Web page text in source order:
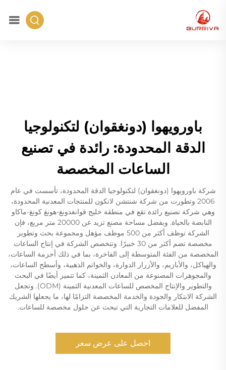
باورويهوا (دونغقوان) لتكنولوجيا
الدقة المحدودة: رائدة في تصنيع
الساعات المخصصة
شركة باورويهوا (دونغقوان) لتكنولوجيا الدقة المحدودة، تأسست في عام
2006 وتطورت من شركة شنتشن لانكون للمنتجات المعدنية المحدودة،
وهي شركة تصنيع رائدة تقع في منطقة خليج قوانغدونغ-هونغ كونغ-ماكاو
النابضة بالحياة. وبفضل مساحة مصنع تزيد عن 20000 متر مربع، فإن
الشركة توظف أكثر من 500 موظف مؤهل ومجموعة بحث وتطوير
مخصصة تضم أكثر من 30 خبيرًا. وتتخصص الشركة في إنتاج الساعات
المخصصة من الفئة المتوسطة إلى الفاخرة، بما في ذلك أحزمة الساعات،
والهياكل، والأبازيم، والأزرار الدوارة، والخواتم الذهبية، وأسطح الساعات،
والمجوهرات المصنوعة من المعادن الثمينة، كما تتميز أيضًا في البحث
والتطوير والإنتاج المخصص للساعات المعدنية الثمينة (ODM). وتجعل
الشركة الابتكار والجودة والخدمة المخصصة التزامًا لها، ما يجعلها الشريك
المفضل للعلامات التجارية التي تبحث عن حلول مخصصة للساعات.
احصل على عرض سعر